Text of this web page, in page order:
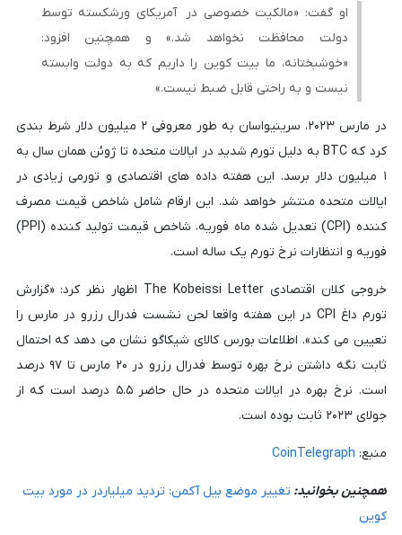
او گفت: «مالکیت خصوصی در آمریکای ورشکسته توسط
دولت محافظت نخواهد شد.» و همچنین افزود:
«خوشبختانه، ما بیت کوین را داریم که به دولت وابسته
نیست و به راحتی قابل ضبط نیست.»
در مارس ۲۰۲۳، سرینیواسان به طور معروفی ۲ میلیون دلار شرط بندی
کرد که BTC به دلیل تورم شدید در ایالات متحده تا ژوئن همان سال به
۱ میلیون دلار برسد. این هفته داده های اقتصادی و تورمی زیادی در
ایالات متحده منتشر خواهد شد. این ارقام شامل شاخص قیمت مصرف
کننده (CPI) تعدیل شده ماه فوریه، شاخص قیمت تولید کننده (PPI)
فوریه و انتظارات نرخ تورم یک ساله است.
خروجی کلان اقتصادی The Kobeissi Letter اظهار نظر کرد: «گزارش
تورم داغ CPI در این هفته واقعا لحن نشست فدرال رزرو در مارس را
تعیین می کند». اطلاعات بورس کالای شیکاگو نشان می دهد که احتمال
ثابت نگه داشتن نرخ بهره توسط فدرال رزرو در ۲۰ مارس تا ۹۷ درصد
است. نرخ بهره در ایالات متحده در حال حاضر ۵.۵ درصد است که از
جولای ۲۰۲۳ ثابت بوده است.
منبع: CoinTelegraph
همچنین بخوانید: تغییر موضع بیل آکمن: تردید میلیاردر در مورد بیت
کوین